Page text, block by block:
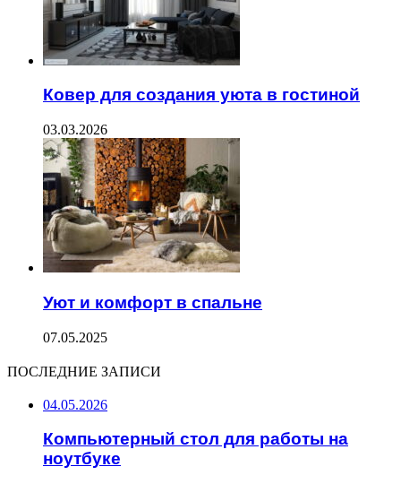
Ковер для создания уюта в гостиной
03.03.2026
Уют и комфорт в спальне
07.05.2025
ПОСЛЕДНИЕ ЗАПИСИ
04.05.2026
Компьютерный стол для работы на
ноутбуке